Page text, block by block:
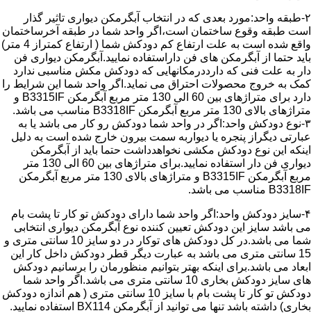
۲-طبقه واحد:مورد بعدی که در انتخاب آبگرمکن دیواری تاثیر گذار
است طبقه وقوع ساختمان است،اگر واحد شما در طبقه آخرساختمان
واقع شده است به علت ارتفاع کم دودکش شما ( ارتفاع کمتراز 4 متر)
باید حتما از آبگرمکن های فن داراستفاده نمایید.آبگرمکن دیواری فن
دار به علت فنی که دارددرمکانهایی که دودکش مکش مناسبی ندارد
کمک به خروج محصولات احتراق می نماید.اگر واحد شما این شرایط را
دارد برای متراژهای بین 60 الی 130 متر مربع آبگرمکن B3315IF و
متراژهای بالای 130 متر مربع آبگرمکن B3318IF مناسب می باشد.
۳-نوع دودکش واحد:اگر در واحد شما دودکش رو کار می باشد یا به
عبارتی دیگراز پنجره یا دیواربه سمت بیرون خارج شده است به دلیل
اینکه این نوع دودکش مکشی نخواهدداشت حتما باید از آبگرمکن
دیواری فن دار استفاده نمایید.برای متراژهای بین 60 الی 130 متر
مربع آبگرمکن B3315IF و متراژهای بالای 130 متر مربع آبگرمکن
B3318IF مناسب می باشد.
۴-سایز دودکش واحد:اگر واحد شما دارای دودکش تو کار تا پشت بام
می باشد سایز این دودکش تعیین کننده نوع آبگرمکن دیواری انتخابی
شما می باشد.در کل دودکش های توکار در دو سایز 10 سانتی متری و
15 سانتی متری می باشد به عبارت دیگر قطر دودکش داخل کار این
ابعاد می باشد.برای اینکه بهتر بتوانیم منظورمان را برسانیم دودکش
های سایز دودکش بخاری 10 سانتی متری می باشد.اگر واحد شما
دودکش تو کار تا پشت بام با سایز 10 سانتی متری ( هم اندازه دودکش
بخاری) داشته باشد تنها می توانید از آبگرمکن BX114 استفاده نمایید.